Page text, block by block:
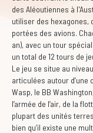
des Aléoutiennes à
utiliser des hexagones,
portées des avions.
an), avec un tour
un total de 12 tours de
Le jeu se situe au
articulées autour d’une
Wasp, le BB
l’armée de l’air, de la
plupart des unités
bien qu’il existe une